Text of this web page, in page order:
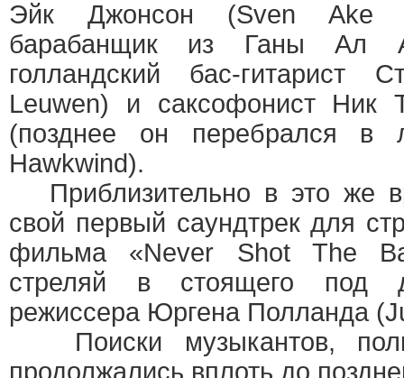
Эйк Джонсон (Sven Ake
барабанщик из Ганы Ал
голландский бас-гитарист
Leuwen) и саксофонист Ник
(позднее он перебрался в
Hawkwind).
Приблизительно в это же
свой первый саундтрек для
фильма «Never Shot The
стреляй в стоящего под
режиссера Юргена Полланда
Поиски музыкантов,
продолжались вплоть до